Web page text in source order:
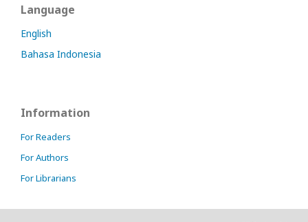
Language
English
Bahasa Indonesia
Information
For Readers
For Authors
For Librarians